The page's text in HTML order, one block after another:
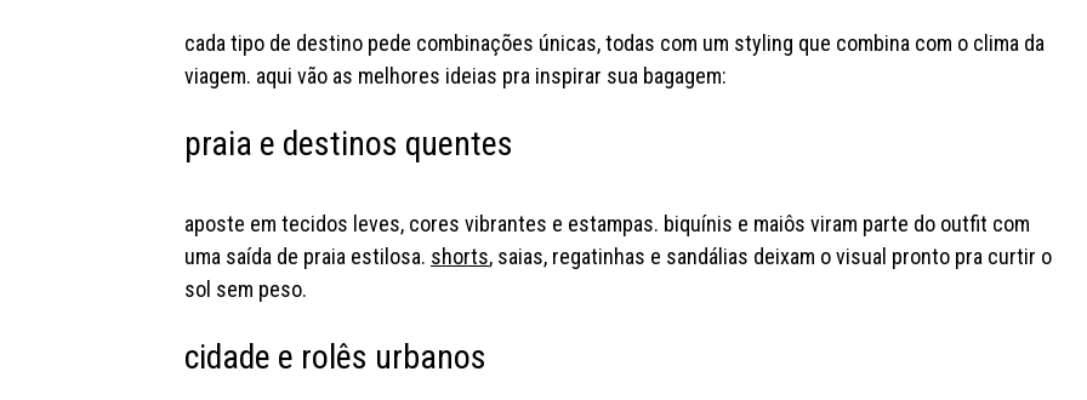
cada tipo de destino pede combinações únicas, todas com um styling que combina com o clima da
viagem. aqui vão as melhores ideias pra inspirar sua bagagem:
praia e destinos quentes
aposte em tecidos leves, cores vibrantes e estampas. biquínis e maiôs viram parte do outfit com
uma saída de praia estilosa. shorts, saias, regatinhas e sandálias deixam o visual pronto pra curtir o
sol sem peso.
cidade e rolês urbanos
a busca pelo look pfto de são